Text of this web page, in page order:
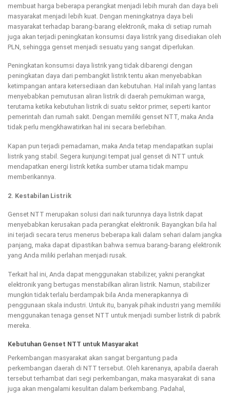
membuat harga beberapa perangkat menjadi lebih murah dan daya beli
masyarakat menjadi lebih kuat. Dengan meningkatnya daya beli
masyarakat terhadap barang-barang elektronik, maka di setiap rumah
juga akan terjadi peningkatan konsumsi daya listrik yang disediakan oleh
PLN, sehingga genset menjadi sesuatu yang sangat diperlukan.
Peningkatan konsumsi daya listrik yang tidak dibarengi dengan
peningkatan daya dari pembangkit listrik tentu akan menyebabkan
ketimpangan antara ketersediaan dan kebutuhan. Hal inilah yang lantas
menyebabkan pemutusan aliran listrik di daerah pemukiman warga,
terutama ketika kebutuhan listrik di suatu sektor primer, seperti kantor
pemerintah dan rumah sakit. Dengan memiliki genset NTT, maka Anda
tidak perlu mengkhawatirkan hal ini secara berlebihan.
Kapan pun terjadi pemadaman, maka Anda tetap mendapatkan suplai
listrik yang stabil. Segera kunjungi tempat jual genset di NTT untuk
mendapatkan energi listrik ketika sumber utama tidak mampu
memberikannya.
2. Kestabilan Listrik
Genset NTT merupakan solusi dari naik turunnya daya listrik dapat
menyebabkan kerusakan pada perangkat elektronik. Bayangkan bila hal
ini terjadi secara terus menerus beberapa kali dalam sehari dalam jangka
panjang, maka dapat dipastikan bahwa semua barang-barang elektronik
yang Anda miliki perlahan menjadi rusak.
Terkait hal ini, Anda dapat menggunakan stabilizer, yakni perangkat
elektronik yang bertugas menstabilkan aliran listrik. Namun, stabilizer
mungkin tidak terlalu berdampak bila Anda menerapkannya di
penggunaan skala industri. Untuk itu, banyak pihak industri yang memiliki
menggunakan tenaga genset NTT untuk menjadi sumber listrik di pabrik
mereka.
Kebutuhan Genset NTT untuk Masyarakat
Perkembangan masyarakat akan sangat bergantung pada
perkembangan daerah di NTT tersebut. Oleh karenanya, apabila daerah
tersebut terhambat dari segi perkembangan, maka masyarakat di sana
juga akan mengalami kesulitan dalam berkembang. Padahal,